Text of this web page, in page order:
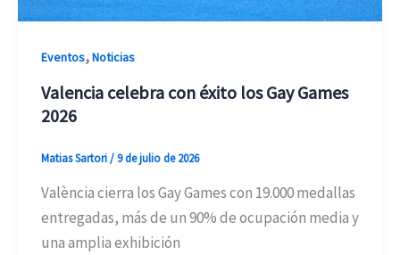
Eventos,Noticias
Valencia celebra con éxito los Gay Games
2026
Matias Sartori/9 de julio de 2026
València cierra los Gay Games con 19.000 medallas
entregadas, más de un 90% de ocupación media y
una amplia exhibición